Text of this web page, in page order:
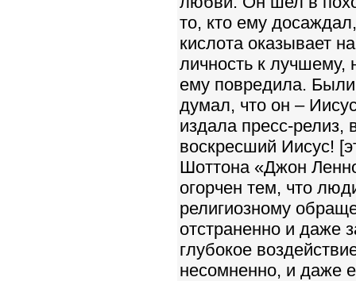
то, кто ему
кислота оказывает
личность к лучшему,
ему повредила. Были
думал, что он –
издала пресс-релиз,
воскресший Иисус!
Шоттона «Джон
огорчен тем, что
религиозному
отстраненно и даже
глубокое
несомненно, и даже